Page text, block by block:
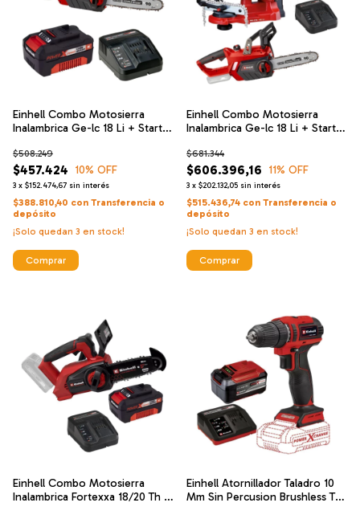
Einhell Combo Motosierra
Inalambrica Ge-lc 18 Li + Starter
$457.424
$508.249
10% OFF
3 x $152.474,67 sin interés
$388.810,40 con Transferencia o
depósito
¡Solo quedan 3 en stock!
Einhell Combo Motosierra
Inalambrica Ge-lc 18 Li + Starter
$606.396,16
$681.344
11% OFF
3 x $202.132,05 sin interés
$515.436,74 con Transferencia o
depósito
¡Solo quedan 3 en stock!
Einhell Combo Motosierra
Inalambrica Fortexxa 18/20 Th +
Einhell Atornillador Taladro 10
Mm Sin Percusion Brushless Te-